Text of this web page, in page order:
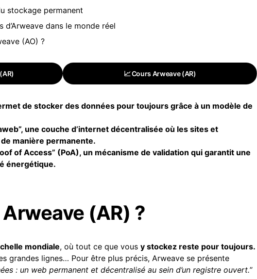
stockage permanent
dans le monde réel
(AO) ?
📈 Cours Arweave (AR)
de stocker des données pour toujours grâce à un modèle de
une couche d’internet décentralisée où les sites et
manière permanente.
of Access” (PoA), un mécanisme de validation qui garantit une
énergétique.
(AR) ?
mondiale, où tout ce que vous y stockez reste pour toujours.
grandes lignes… Pour être plus précis, Arweave se présente
: un web permanent et décentralisé au sein d’un registre ouvert.”